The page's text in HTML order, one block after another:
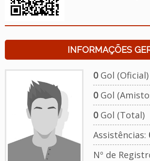
INFORMAÇÕES
0Gol (Oficial)
0Gol
0Gol (Total)
Assistências:
Nº de